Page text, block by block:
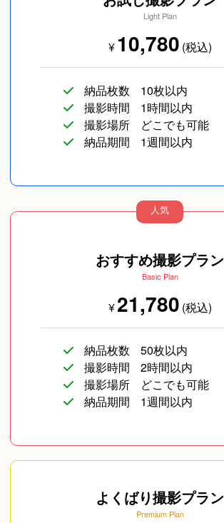
Light Plan
¥10,780 (税込)
納品枚数
10枚以内
撮影時間
1時間以内
撮影場所
どこでも可能
納品期間
1週間以内
人気
おすすめ撮影プラン
Basic Plan
¥21,780 (税込)
納品枚数
50枚以内
撮影時間
2時間以内
撮影場所
どこでも可能
納品期間
1週間以内
よくばり撮影プラン
Premium Plan